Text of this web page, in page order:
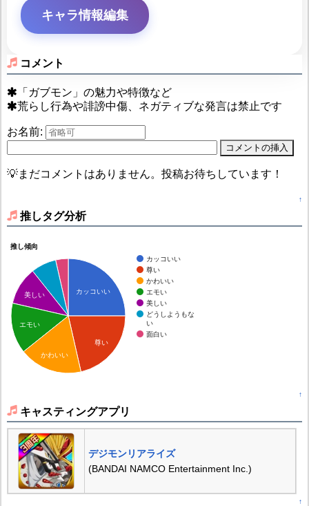
キャラ情報編集
コメント
「ガブモン」の魅力や特徴など
荒らし行為や誹謗中傷、ネガティブな発言は禁止です
お名前:
💡まだコメントはありません。投稿お待ちしています！
↑
推しタグ分析
推し傾向
カッコいい
尊い
かわいい
エモい
美しい
どうしようもな
い
面白い
カッコいい
尊い
美しい
エモい
かわいい
↑
キャスティングアプリ
デジモンリアライズ
(BANDAI NAMCO Entertainment Inc.)
↑